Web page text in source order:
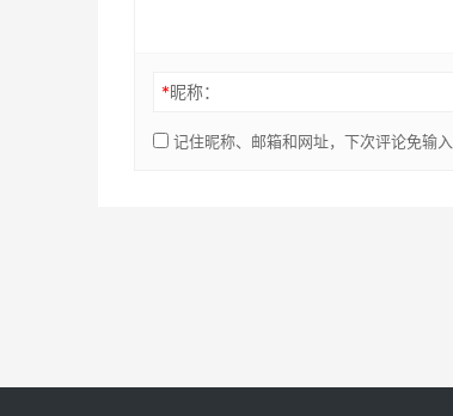
*昵称：
记住昵称、邮箱和网址，下次评论免输入